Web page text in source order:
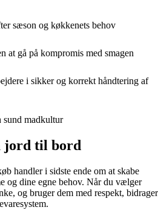
sæson og køkkenets behov
at gå på kompromis med smagen
i sikker og korrekt håndtering af
sund madkultur
jord til bord
handler i sidste ende om at skabe
og dine egne behov. Når du vælger
og bruger dem med respekt, bidrager